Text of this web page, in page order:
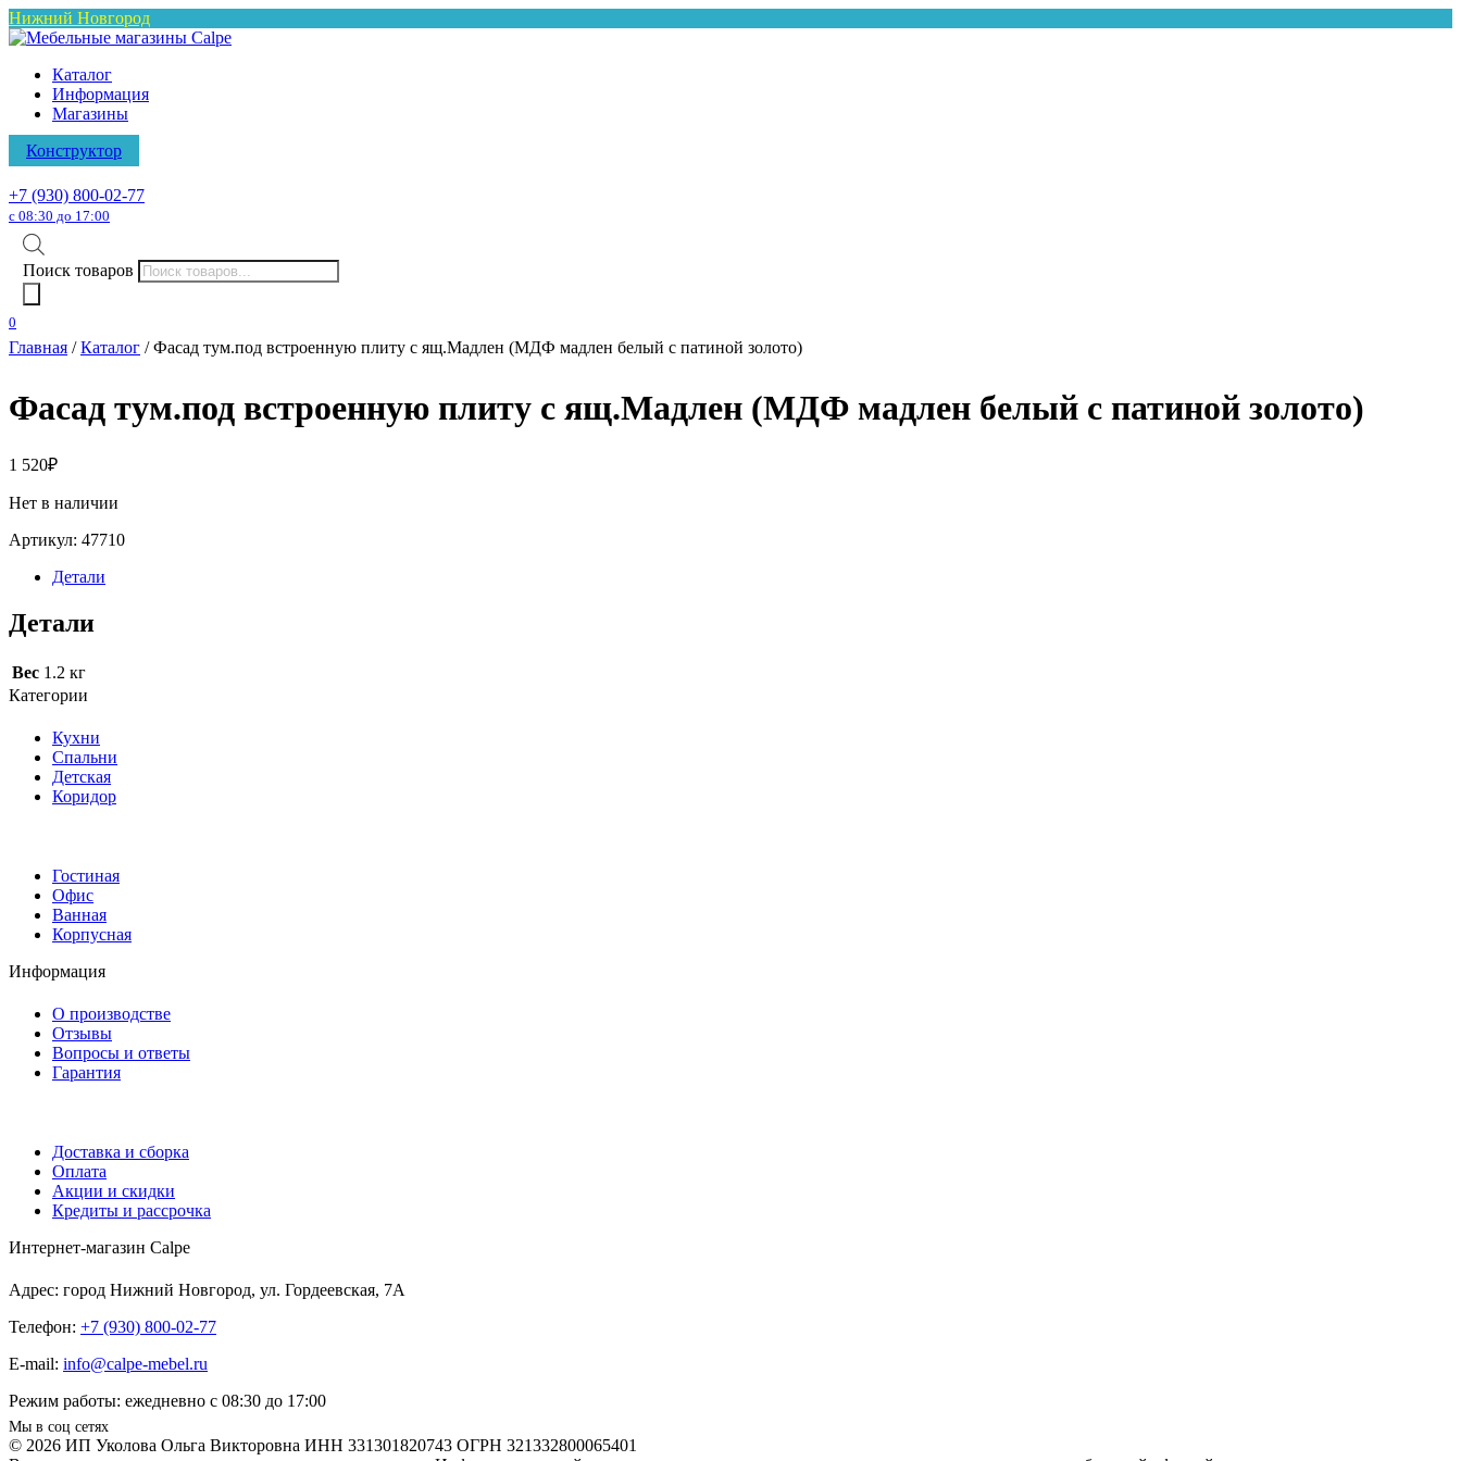
Нижний Новгород
Каталог
Информация
Магазины
Конструктор
+7 (930) 800-02-77
с 08:30 до 17:00
Поиск товаров
0
Главная /Каталог / Фасад тум.под встроенную плиту с ящ.Мадлен (МДФ мадлен белый с патиной золото)
Фасад тум.под встроенную плиту с ящ.Мадлен (МДФ мадлен белый с патиной золото)
1 520₽
Нет в наличии
Артикул: 47710
Детали
Детали
Вес 1.2 кг
Категории
Кухни
Спальни
Детская
Коридор
Гостиная
Офис
Ванная
Корпусная
Информация
О производстве
Отзывы
Вопросы и ответы
Гарантия
Доставка и сборка
Оплата
Акции и скидки
Кредиты и рассрочка
Интернет-магазин Calpe
Адрес: город Нижний Новгород, ул. Гордеевская, 7А
Телефон: +7 (930) 800-02-77
E-mail: info@calpe-mebel.ru
Режим работы: ежедневно с 08:30 до 17:00
Мы в соц сетях
© 2026 ИП Уколова Ольга Викторовна ИНН 331301820743 ОГРН 321332800065401